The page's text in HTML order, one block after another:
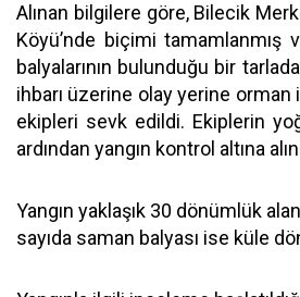
Alınan bilgilere göre, Bilecik
Köyü’nde biçimi tamamlanmış
balyalarının bulunduğu bir tarlada
ihbarı üzerine olay yerine
ekipleri sevk edildi. Ekiplerin
ardından yangın kontrol altına
Yangın yaklaşık 30 dönümlük
sayıda saman balyası ise küle